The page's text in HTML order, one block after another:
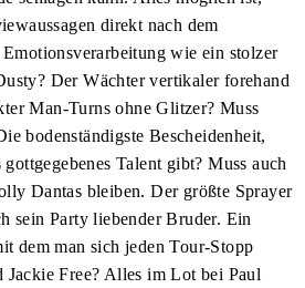
direkt nach dem
wie ein stolzer
Der Wächter vertikaler forehand
Man-Turns ohne Glitzer? Muss
bodenständigste Bescheidenheit,
Talent gibt? Muss auch
Dantas bleiben. Der größte Sprayer
sein Party liebender Bruder. Ein
dem man sich jeden Tour-Stopp
Free? Alles im Lot bei Paul